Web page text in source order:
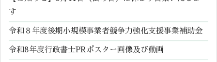
す
令和８年度後期小規模事業者競争力強化支援事業補助金
令和8年度行政書士PRポスター画像及び動画